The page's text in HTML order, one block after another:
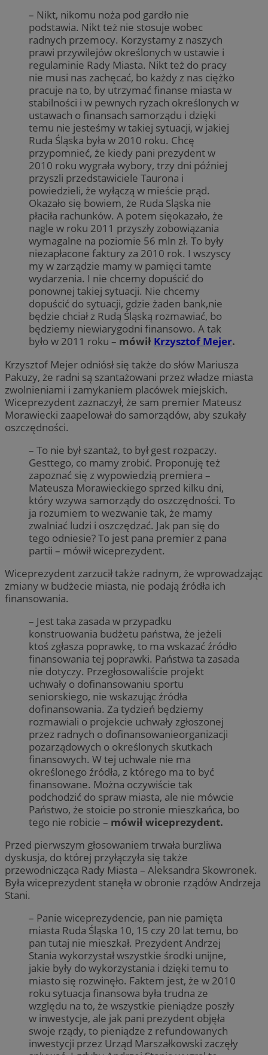
– Nikt, nikomu noża pod gardło nie
podstawia. Nikt też nie stosuje wobec
radnych przemocy. Korzystamy z naszych
prawi przywilejów określonych w ustawie i
regulaminie Rady Miasta. Nikt też do pracy
nie musi nas zachęcać, bo każdy z nas ciężko
pracuje na to, by utrzymać finanse miasta w
stabilności i w pewnych ryzach określonych w
ustawach o finansach samorządu i dzięki
temu nie jesteśmy w takiej sytuacji, w jakiej
Ruda Śląska była w 2010 roku. Chcę
przypomnieć, że kiedy pani prezydent w
2010 roku wygrała wybory, trzy dni później
przyszli przedstawiciele Taurona i
powiedzieli, że wyłączą w mieście prąd.
Okazało się bowiem, że Ruda Sląska nie
płaciła rachunków. A potem sięokazało, że
nagle w roku 2011 przyszły zobowiązania
wymagalne na poziomie 56 mln zł. To były
niezapłacone faktury za 2010 rok. I wszyscy
my w zarządzie mamy w pamięci tamte
wydarzenia. I nie chcemy dopuścić do
ponownej takiej sytuacji. Nie chcemy
dopuścić do sytuacji, gdzie żaden bank,nie
będzie chciał z Rudą Śląską rozmawiać, bo
będziemy niewiarygodni finansowo. A tak
było w 2011 roku – mówił Krzysztof Mejer.
Krzysztof Mejer odniósł się także do słów Mariusza
Pakuzy, że radni są szantażowani przez władze miasta
zwolnieniami i zamykaniem placówek miejskich.
Wiceprezydent zaznaczył, że sam premier Mateusz
Morawiecki zaapelował do samorządów, aby szukały
oszczędności.
– To nie był szantaż, to był gest rozpaczy.
Gesttego, co mamy zrobić. Proponuję też
zapoznać się z wypowiedzią premiera –
Mateusza Morawieckiego sprzed kilku dni,
który wzywa samorządy do oszczędności. To
ja rozumiem to wezwanie tak, że mamy
zwalniać ludzi i oszczędzać. Jak pan się do
tego odniesie? To jest pana premier z pana
partii – mówił wiceprezydent.
Wiceprezydent zarzucił także radnym, że wprowadzając
zmiany w budżecie miasta, nie podają źródła ich
finansowania.
– Jest taka zasada w przypadku
konstruowania budżetu państwa, że jeżeli
ktoś zgłasza poprawkę, to ma wskazać źródło
finansowania tej poprawki. Państwa ta zasada
nie dotyczy. Przegłosowaliście projekt
uchwały o dofinansowaniu sportu
seniorskiego, nie wskazując źródła
dofinansowania. Za tydzień będziemy
rozmawiali o projekcie uchwały zgłoszonej
przez radnych o dofinansowanieorganizacji
pozarządowych o określonych skutkach
finansowych. W tej uchwale nie ma
określonego źródła, z którego ma to być
finansowane. Można oczywiście tak
podchodzić do spraw miasta, ale nie mówcie
Państwo, że stoicie po stronie mieszkańca, bo
tego nie robicie – mówił wiceprezydent.
Przed pierwszym głosowaniem trwała burzliwa
dyskusja, do której przyłączyła się także
przewodnicząca Rady Miasta – Aleksandra Skowronek.
Była wiceprezydent stanęła w obronie rządów Andrzeja
Stani.
– Panie wiceprezydencie, pan nie pamięta
miasta Ruda Śląska 10, 15 czy 20 lat temu, bo
pan tutaj nie mieszkał. Prezydent Andrzej
Stania wykorzystał wszystkie środki unijne,
jakie były do wykorzystania i dzięki temu to
miasto się rozwinęło. Faktem jest, że w 2010
roku sytuacja finansowa była trudna ze
względu na to, że wszystkie pieniądze poszły
w inwestycje, ale jak pani prezydent objęła
swoje rządy, to pieniądze z refundowanych
inwestycji przez Urząd Marszałkowski zaczęły